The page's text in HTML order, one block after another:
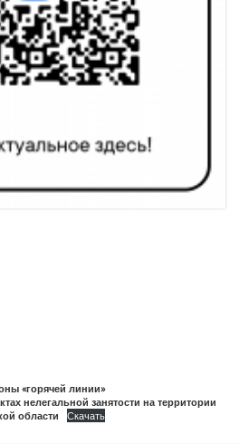
«горячей линии»
нелегальной занятости на территории
области
Скачать